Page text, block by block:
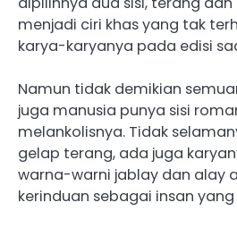
menjadi ciri khas yang tak
karya-karyanya pada edisi
Namun tidak demikian
juga manusia punya sisi
melankolisnya. Tidak
gelap terang, ada juga
warna-warni jablay dan alay
kerinduan sebagai insan